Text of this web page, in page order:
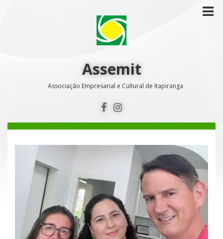
Assemit
Associação Empresarial e Cultural de Itapiranga